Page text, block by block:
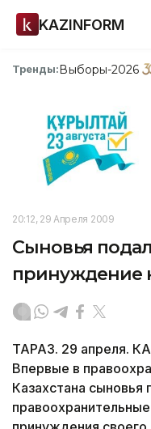
KAZINFORM
Тренды:Выборы-2026
20:12, 29 Апреля 2009
Сыновья
принуждение
ТАРАЗ. 29 апреля.
Впервые в
Казахстана сыновья